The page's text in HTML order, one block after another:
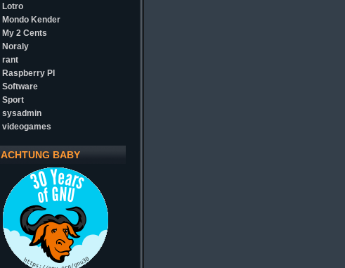
Lotro
Mondo Kender
My 2 Cents
Noraly
rant
Raspberry PI
Software
Sport
sysadmin
videogames
ACHTUNG BABY